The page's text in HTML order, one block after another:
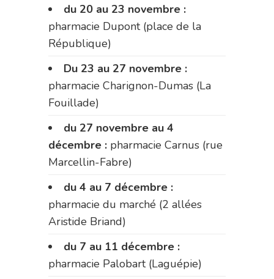
du 20 au 23 novembre :
pharmacie Dupont (place de la
République)
Du 23 au 27 novembre :
pharmacie Charignon-Dumas (La
Fouillade)
du 27 novembre au 4
décembre : pharmacie Carnus (rue
Marcellin-Fabre)
du 4 au 7 décembre :
pharmacie du marché (2 allées
Aristide Briand)
du 7 au 11 décembre :
pharmacie Palobart (Laguépie)